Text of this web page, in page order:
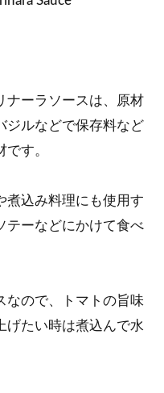
ナーラソースは、原材
ジルなどで保存料など
す。
煮込み料理にも使用す
テーなどにかけて食べ
なので、トマトの旨味
げたい時は煮込んで水